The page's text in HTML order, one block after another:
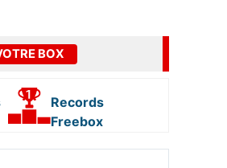
BOX
Records
Freebox